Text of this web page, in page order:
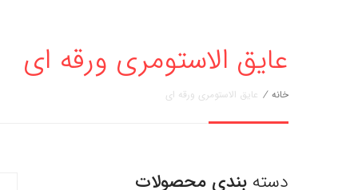
عایق الاستومری ورقه ای
خانه / عایق الاستومری ورقه ای
دسته بندی محصولات